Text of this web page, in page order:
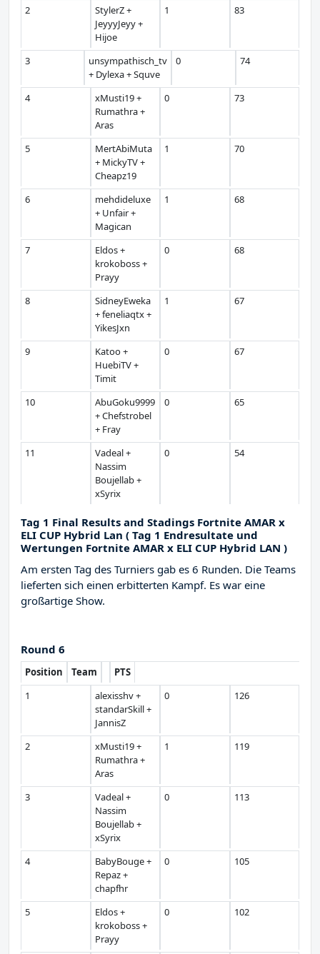
2
StylerZ +
JeyyyJeyy +
Hijoe
1 83
3
unsympathisch_tv
+ Dylexa + Squve
0 74
4
xMusti19 +
Rumathra +
Aras
0 73
5
MertAbiMuta
+ MickyTV +
Cheapz19
1 70
6
mehdideluxe
+ Unfair +
Magican
1 68
7
Eldos +
krokoboss +
Prayy
0 68
8
SidneyEweka
+ feneliaqtx +
YikesJxn
1 67
9
Katoo +
HuebiTV +
Timit
0 67
10
AbuGoku9999
+ Chefstrobel
+ Fray
0 65
11
Vadeal +
Nassim
Boujellab +
xSyrix
0 54
Tag 1 Final Results and Stadings Fortnite AMAR x
ELI CUP Hybrid Lan ( Tag 1 Endresultate und
Wertungen Fortnite AMAR x ELI CUP Hybrid LAN )
Am ersten Tag des Turniers gab es 6 Runden. Die Teams
lieferten sich einen erbitterten Kampf. Es war eine
großartige Show.
Round 6
Position Team
PTS
1
alexisshv +
standarSkill +
JannisZ
0 126
2
xMusti19 +
Rumathra +
Aras
1 119
3
Vadeal +
Nassim
Boujellab +
xSyrix
0 113
4
BabyBouge +
Repaz +
chapfhr
0 105
5
Eldos +
krokoboss +
Prayy
0 102